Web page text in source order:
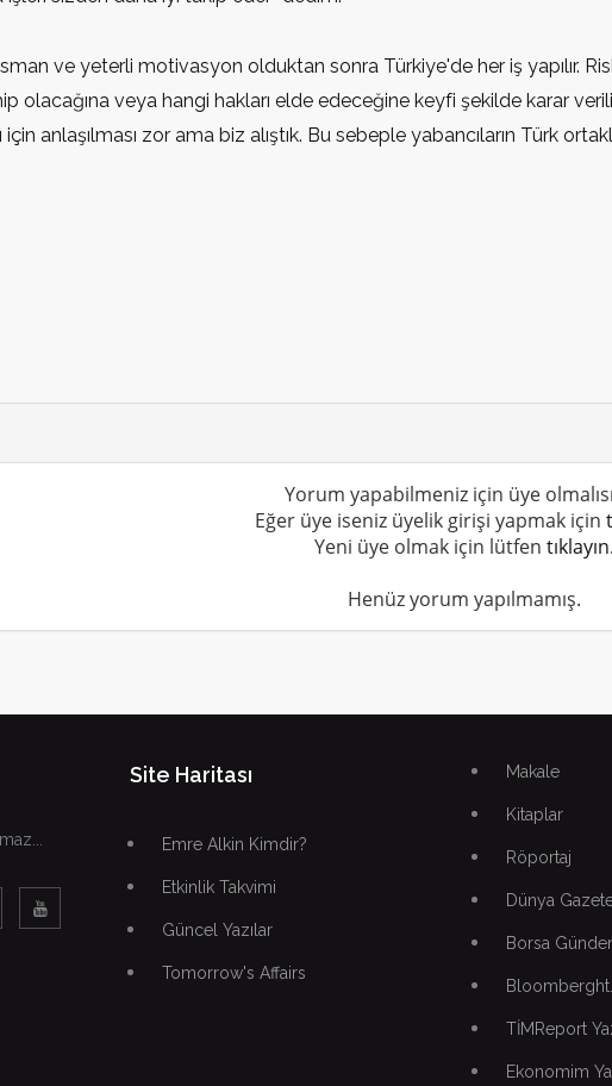
ve yeterli motivasyon olduktan sonra Türkiye'de her iş yapılır.
olacağına veya hangi hakları elde edeceğine keyfi şekilde karar
anlaşılması zor ama biz alıştık. Bu sebeple yabancıların Türk
Yorum yapabilmeniz için üye
Eğer üye iseniz üyelik girişi yapmak için
Yeni üye olmak için lütfen tıklayın.
Henüz yorum yapılmamış.
Site Haritası
Emre Alkin Kimdir?
Etkinlik Takvimi
Güncel Yazılar
Tomorrow's Affairs
Makale
Kitaplar
Röportaj
Dünya
Borsa
TİMReport
Ekonomim